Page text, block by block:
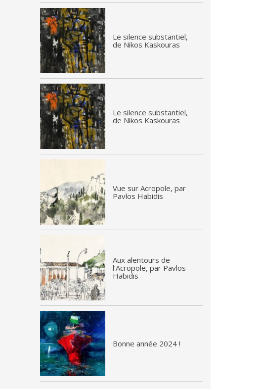
Le silence substantiel,
de Nikos Kaskouras
Le silence substantiel,
de Nikos Kaskouras
Vue sur Acropole, par
Pavlos Habidis
Aux alentours de
l’Acropole, par Pavlos
Habidis
Bonne année 2024 !